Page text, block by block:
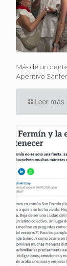
Más de un
Aperitivo
Leer más